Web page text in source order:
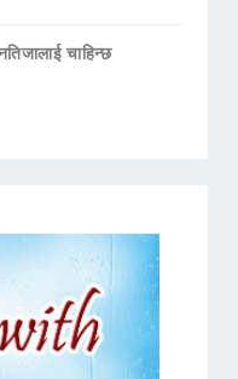
चाहिन्छ